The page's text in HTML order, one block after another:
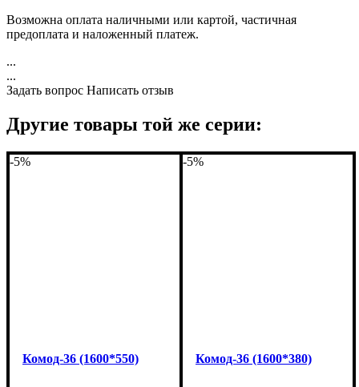
Возможна оплата наличными или картой, частичная
предоплата и наложенный платеж.
...
...
Задать вопрос Написать отзыв
Другие товары той же серии:
-5%
Комод-36 (1600*550)
-5%
Комод-36 (1600*380)